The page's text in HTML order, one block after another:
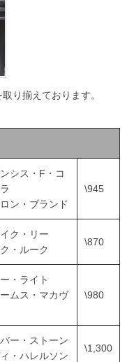
り揃えております。
シス・F・コ
ン・ブランド
\945
ク・リー
・ルーク
\870
・ライト
ムス・マカヴ
\980
ー・ストーン
・ハレルソン
\1,300